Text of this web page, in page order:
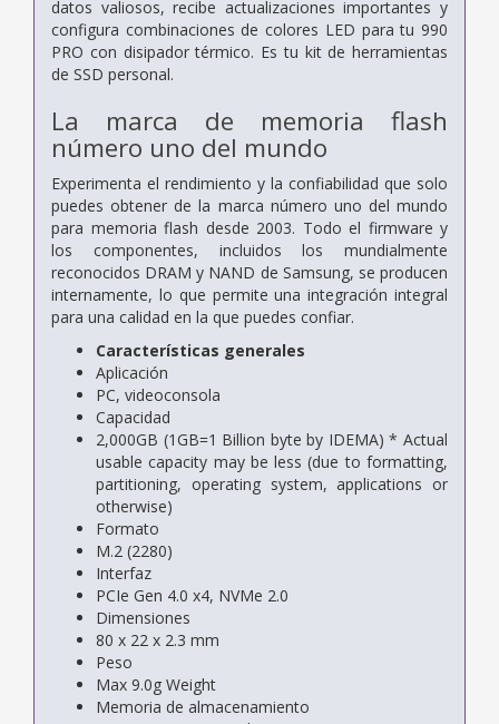
datos valiosos, recibe actualizaciones importantes y
configura combinaciones de colores LED para tu 990
PRO con disipador térmico. Es tu kit de herramientas
de SSD personal.
La marca de memoria flash
número uno del mundo
Experimenta el rendimiento y la confiabilidad que solo
puedes obtener de la marca número uno del mundo
para memoria flash desde 2003. Todo el firmware y
los componentes, incluidos los mundialmente
reconocidos DRAM y NAND de Samsung, se producen
internamente, lo que permite una integración integral
para una calidad en la que puedes confiar.
Características generales
Aplicación
PC, videoconsola
Capacidad
2,000GB (1GB=1 Billion byte by IDEMA) * Actual
usable capacity may be less (due to formatting,
partitioning, operating system, applications or
otherwise)
Formato
M.2 (2280)
Interfaz
PCIe Gen 4.0 x4, NVMe 2.0
Dimensiones
80 x 22 x 2.3 mm
Peso
Max 9.0g Weight
Memoria de almacenamiento